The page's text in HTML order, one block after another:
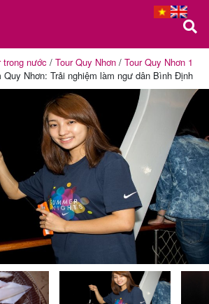
trong nước / Tour Quy Nhơn / Tour Quy Nhơn 1
Quy Nhơn: Trải nghiệm làm ngư dân Bình Định